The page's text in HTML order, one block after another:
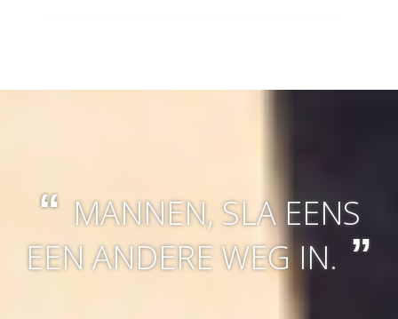
MANNEN, SLA EENS
EEN ANDERE WEG IN.